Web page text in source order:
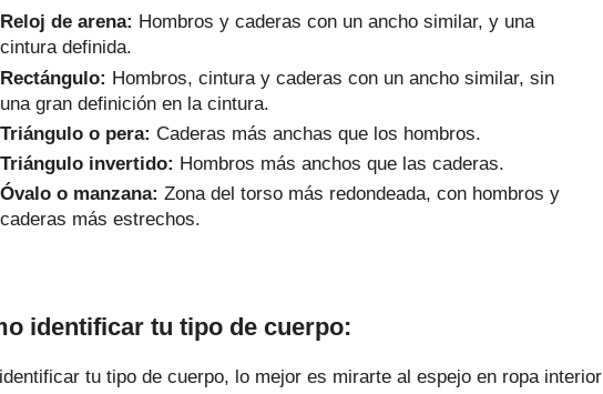
Reloj de arena: Hombros y caderas con un ancho similar, y una
cintura definida.
Rectángulo: Hombros, cintura y caderas con un ancho similar, sin
una gran definición en la cintura.
Triángulo o pera: Caderas más anchas que los hombros.
Triángulo invertido: Hombros más anchos que las caderas.
Óvalo o manzana: Zona del torso más redondeada, con hombros y
caderas más estrechos.
identificar tu tipo de cuerpo:
tu tipo de cuerpo, lo mejor es mirarte al espejo en ropa interior